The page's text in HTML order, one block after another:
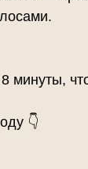
минуты,
👇